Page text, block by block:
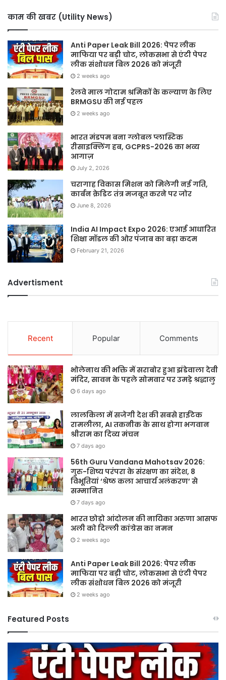
काम की खबर (Utility News)
Anti Paper Leak Bill 2026: पेपर लीक
माफिया पर बड़ी चोट, लोकसभा से एंटी पेपर
लीक संशोधन बिल 2026 को मंजूरी
2 weeks ago
रेलवे माल गोदाम श्रमिकों के कल्याण के लिए
BRMGSU की नई पहल
2 weeks ago
भारत मंडपम बना ग्लोबल प्लास्टिक
रीसाइक्लिंग हब, GCPRS-2026 का भव्य
आगाज़
July 2, 2026
चरागाह विकास मिशन को मिलेगी नई गति,
कार्बन क्रेडिट तंत्र मजबूत करने पर जोर
June 8, 2026
India AI Impact Expo 2026: एआई आधारित
शिक्षा मॉडल की ओर पंजाब का बड़ा कदम
February 21, 2026
Advertisment
Recent Popular Comments
भोलेनाथ की भक्ति में सराबोर हुआ झंडेवाला देवी
मंदिर, सावन के पहले सोमवार पर उमड़े श्रद्धालु
6 days ago
लालकिला में सजेगी देश की सबसे हाईटेक
रामलीला, AI तकनीक के साथ होगा भगवान
श्रीराम का दिव्य मंचन
7 days ago
56th Guru Vandana Mahotsav 2026:
गुरु-शिष्य परंपरा के संरक्षण का संदेश, 8
विभूतियां ‘श्रेष्ठ कला आचार्य अलंकरण’ से
सम्मानित
7 days ago
भारत छोड़ो आंदोलन की नायिका अरुणा आसफ
अली को दिल्ली कांग्रेस का नमन
2 weeks ago
Anti Paper Leak Bill 2026: पेपर लीक
माफिया पर बड़ी चोट, लोकसभा से एंटी पेपर
लीक संशोधन बिल 2026 को मंजूरी
2 weeks ago
Featured Posts
Sawan
2026: